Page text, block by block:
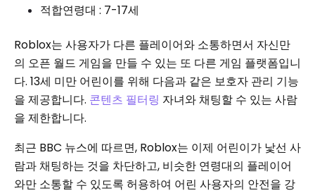
적합연령대 : 7-17세
Roblox는 사용자가 다른 플레이어와 소통하면서 자신만
의 오픈 월드 게임을 만들 수 있는 또 다른 게임 플랫폼입니
다. 13세 미만 어린이를 위해 다음과 같은 보호자 관리 기능
을 제공합니다. 콘텐츠 필터링 자녀와 채팅할 수 있는 사람
을 제한합니다.
최근 BBC 뉴스에 따르면, Roblox는 이제 어린이가 낯선 사
람과 채팅하는 것을 차단하고, 비슷한 연령대의 플레이어
와만 소통할 수 있도록 허용하여 어린 사용자의 안전을 강